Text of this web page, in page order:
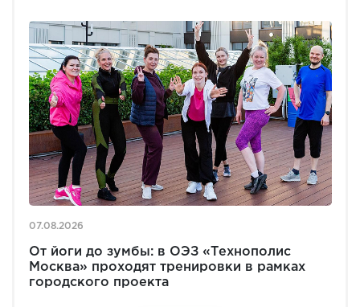
07.08.2026
От йоги до зумбы: в ОЭЗ «Технополис
Москва» проходят тренировки в рамках
городского проекта